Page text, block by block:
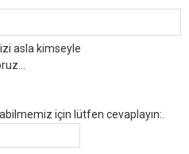
asla kimseyle
için lütfen cevaplayın:.